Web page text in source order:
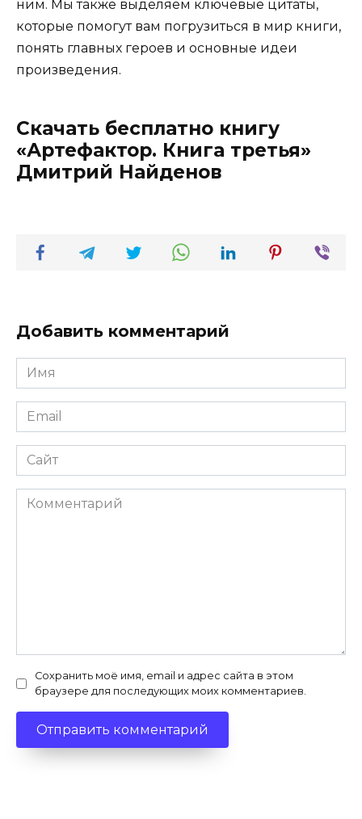
ним. Мы также выделяем ключевые цитаты,
которые помогут вам погрузиться в мир книги,
понять главных героев и основные идеи
произведения.
Скачать бесплатно книгу
«Артефактор. Книга третья»
Дмитрий Найденов
Добавить комментарий
Имя
*
Email
*
Сайт
Комментарий
Сохранить моё имя, email и адрес сайта в этом
браузере для последующих моих комментариев.